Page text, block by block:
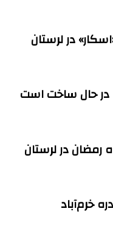
در لرستان
خرم‌آباد